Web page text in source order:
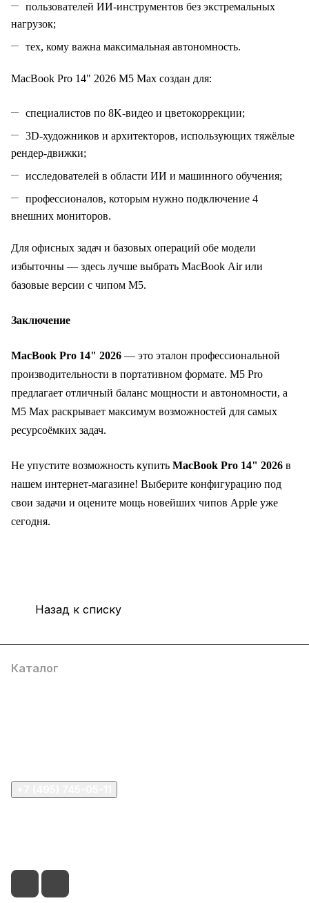
пользователей ИИ‑инструментов без экстремальных
нагрузок;
тех, кому важна максимальная автономность.
MacBook Pro 14" 2026 M5 Max создан для:
специалистов по 8K‑видео и цветокоррекции;
3D‑художников и архитекторов, использующих тяжёлые
рендер‑движки;
исследователей в области ИИ и машинного обучения;
профессионалов, которым нужно подключение 4
внешних мониторов.
Для офисных задач и базовых операций обе модели
избыточны — здесь лучше выбрать MacBook Air или
базовые версии с чипом M5.
Заключение
MacBook Pro 14" 2026 — это эталон профессиональной
производительности в портативном формате. M5 Pro
предлагает отличный баланс мощности и автономности, а
M5 Max раскрывает максимум возможностей для самых
ресурсоёмких задач.
Не упустите возможность купить MacBook Pro 14" 2026 в
нашем интернет‑магазине! Выберите конфигурацию под
свои задачи и оцените мощь новейших чипов Apple уже
сегодня.
Назад к списку
Каталог